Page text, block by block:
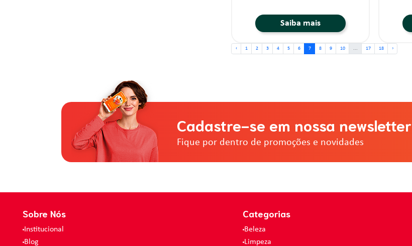
Saiba mais
‹ 1 2 3 4 5 6 7 8 9 10 ... 17 18 ›
Cadastre-se em nossa newsletter
Fique por dentro de promoções e novidades
Sobre Nós
Institucional
Blog
Categorias
Beleza
Limpeza